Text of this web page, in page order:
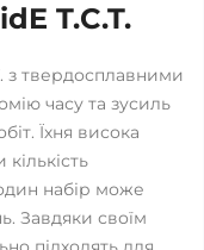
T.C.T.
з твердосплавними
часу та зусиль
Їхня висока
набір може
Завдяки своїм